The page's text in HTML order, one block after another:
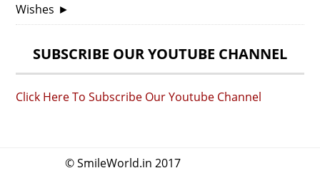
Wishes ►
SUBSCRIBE OUR YOUTUBE CHANNEL
Click Here To Subscribe Our Youtube Channel
© SmileWorld.in 2017